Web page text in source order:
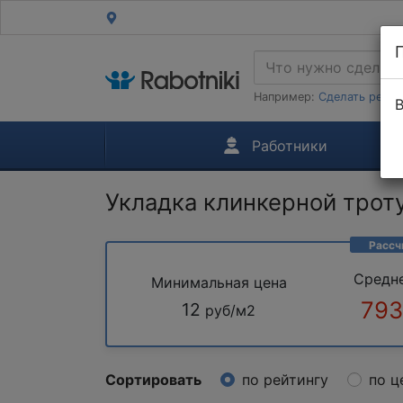
Например: Сделать
Работники
Укладка клинкерной
Минимальная цена
12 руб/м2
Сортировать по рейтингу по